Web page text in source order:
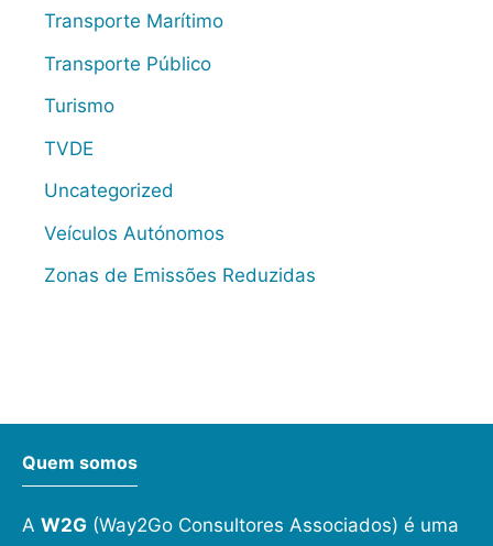
Transporte Marítimo
Transporte Público
Turismo
TVDE
Uncategorized
Veículos Autónomos
Zonas de Emissões Reduzidas
Quem somos
A W2G (Way2Go Consultores Associados) é uma